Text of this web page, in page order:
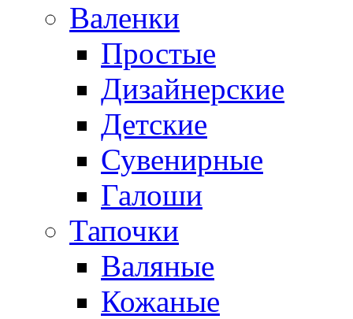
Валенки
Простые
Дизайнерские
Детские
Сувенирные
Галоши
Тапочки
Валяные
Кожаные